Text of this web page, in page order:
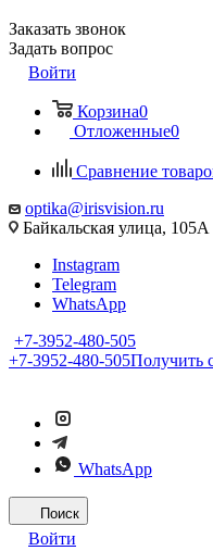
Заказать звонок
Задать вопрос
Войти
Корзина0
Отложенные0
Сравнение
optika@irisvision.ru
Байкальская улица,
Instagram
Telegram
WhatsApp
+7-3952-480-505
+7-3952-480-505Получить
WhatsApp
Поиск
Войти